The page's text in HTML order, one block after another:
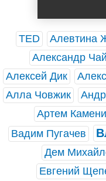
TED Алевтина
Александр
Алексей Дик
Алла Човжик
Артем
Вадим Пугачев
Дем
Евгений